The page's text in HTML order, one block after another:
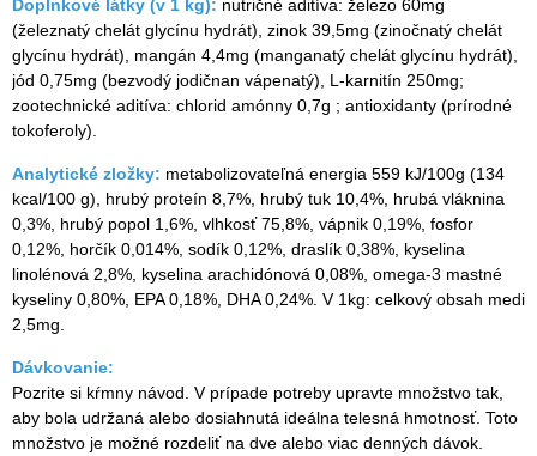
Doplnkové látky (v 1 kg): nutričné aditíva: železo 60mg
(železnatý chelát glycínu hydrát), zinok 39,5mg (zinočnatý chelát
glycínu hydrát), mangán 4,4mg (manganatý chelát glycínu hydrát),
jód 0,75mg (bezvodý jodičnan vápenatý), L-karnitín 250mg;
zootechnické aditíva: chlorid amónny 0,7g ; antioxidanty (prírodné
tokoferoly).
Analytické zložky: metabolizovateľná energia 559 kJ/100g (134
kcal/100 g), hrubý proteín 8,7%, hrubý tuk 10,4%, hrubá vláknina
0,3%, hrubý popol 1,6%, vlhkosť 75,8%, vápnik 0,19%, fosfor
0,12%, horčík 0,014%, sodík 0,12%, draslík 0,38%, kyselina
linolénová 2,8%, kyselina arachidónová 0,08%, omega-3 mastné
kyseliny 0,80%, EPA 0,18%, DHA 0,24%. V 1kg: celkový obsah medi
2,5mg.
Dávkovanie:
Pozrite si kŕmny návod. V prípade potreby upravte množstvo tak,
aby bola udržaná alebo dosiahnutá ideálna telesná hmotnosť. Toto
množstvo je možné rozdeliť na dve alebo viac denných dávok.